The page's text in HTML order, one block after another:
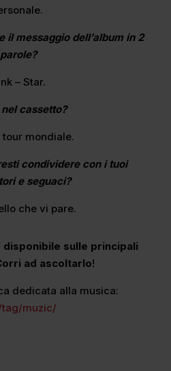
il messaggio dell’album in 2
parole?
– Star.
nel cassetto?
tour mondiale.
condividere con i tuoi
e seguaci?
che vi pare.
disponibile sulle principali
ad ascoltarlo!
dedicata alla musica:
muzic/